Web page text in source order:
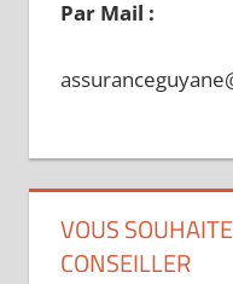
Par Mail :
VOUS
CONSEILLER